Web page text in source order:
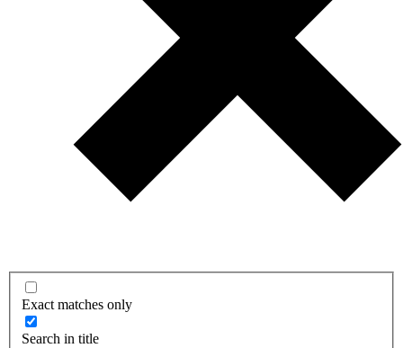
Exact matches only
Search in title